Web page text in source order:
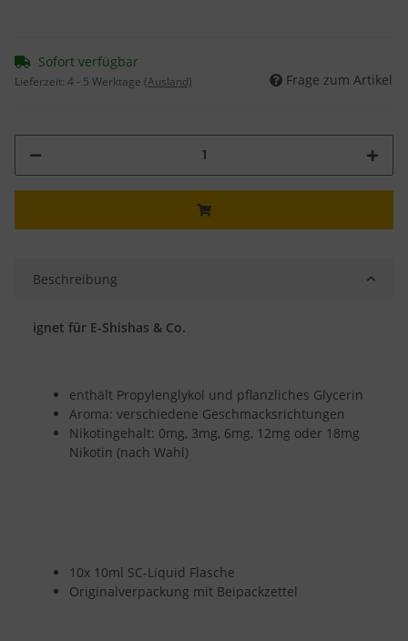
Sofort verfügbar
Lieferzeit: 4 - 5 Werktage (Ausland) Frage zum Artikel
Beschreibung
ignet für E-Shishas & Co.
enthält Propylenglykol und pflanzliches Glycerin
Aroma: verschiedene Geschmacksrichtungen
Nikotingehalt: 0mg, 3mg, 6mg, 12mg oder 18mg
Nikotin (nach Wahl)
10x 10ml SC-Liquid Flasche
Originalverpackung mit Beipackzettel